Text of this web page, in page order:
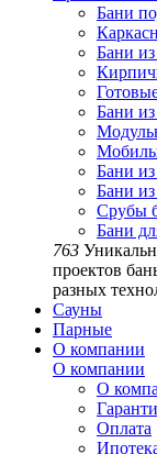
Бани
Бани из
Бани из
Бани
Бани
Срубы
Бани
763
проектов
разных
Сауны
Парные
О компании
О компании
О
Оплата